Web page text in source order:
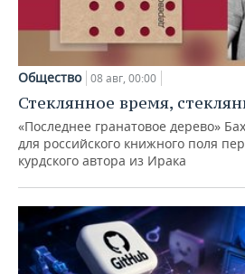
Общество 08 авг, 00:00
Стеклянное время,
«Последнее гранатовое дерево»
для российского книжного поля
курдского автора из Ирака